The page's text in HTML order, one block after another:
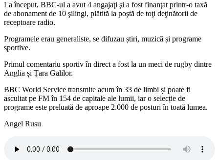
La început, BBC-ul a avut 4 angajaţi şi a fost finanţat printr-o taxă
de abonament de 10 şilingi, plătită la poştă de toţi deţinătorii de
receptoare radio.
Programele erau generaliste, se difuzau știri, muzică și programe
sportive.
Primul comentariu sportiv în direct a fost la un meci de rugby dintre
Anglia și Țara Galilor.
BBC World Service transmite acum în 33 de limbi și poate fi
ascultat pe FM în 154 de capitale ale lumii, iar o selecție de
programe este preluată de aproape 2.000 de posturi în toată lumea.
Angel Rusu